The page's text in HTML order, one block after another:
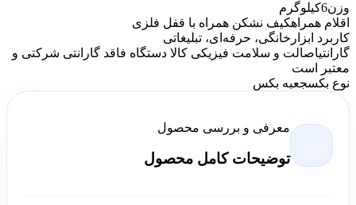
وزن6کیلوگرم
اقلام همراهکیف نشکن همراه با قفل فلزی
کاربرد ابزار خانگی، حرفه‌ای، تبلیغاتی
گارانتیاصالت و سلامت فیزیکی کالا دستگاه فاقد گارانتی شرکتی و
معتبر است
نوع بکسجعبه بکس
معرفی و بررسی محصول
توضیحات کامل محصول